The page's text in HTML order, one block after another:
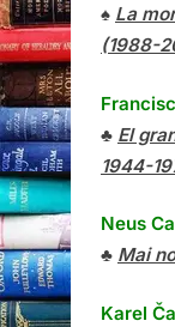
♠ La
(1988-
♣ El
1944-
Neus
♣ Mai
Karel